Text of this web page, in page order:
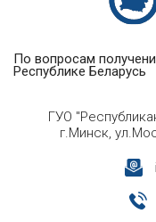
По вопросам
Республике Беларусь
ГУО
г.Минск,